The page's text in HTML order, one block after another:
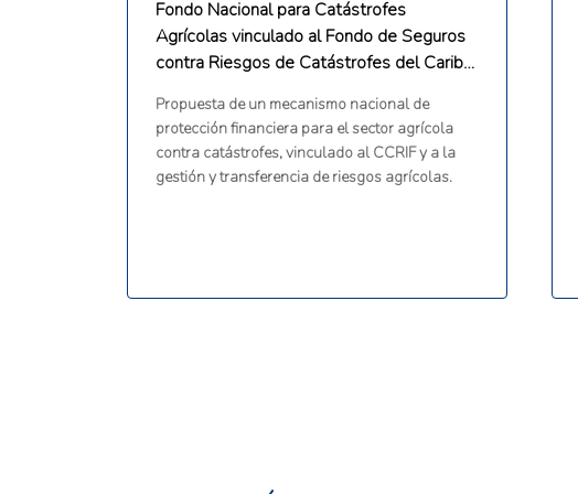
Fondo Nacional para Catástrofes
Agrícolas vinculado al Fondo de Seguros
contra Riesgos de Catástrofes del Caribe
Propuesta de un mecanismo nacional de
protección financiera para el sector agrícola
contra catástrofes, vinculado al CCRIF y a la
gestión y transferencia de riesgos agrícolas.